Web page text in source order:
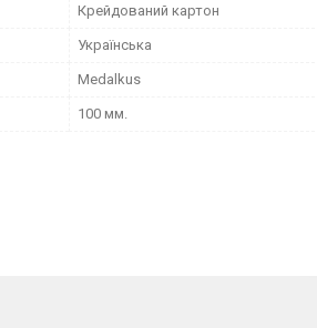
Крейдований картон
Українська
Medalkus
100 мм.